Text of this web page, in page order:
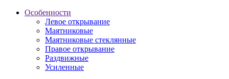
Особенности
Левое открывание
Маятниковые
Маятниковые стеклянные
Правое открывание
Раздвижные
Усиленные